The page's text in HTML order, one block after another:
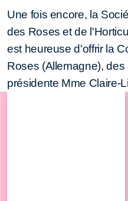
Une fois encore, la
des Roses et de
est heureuse d'offrir la
Roses (Allemagne),
présidente Mme Claire-